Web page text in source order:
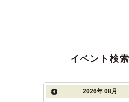
イベント検索
2026年 08月